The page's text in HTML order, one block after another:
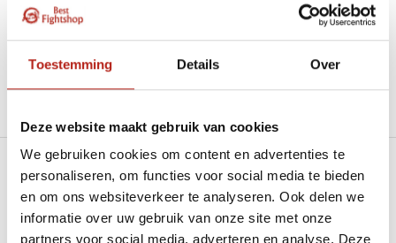
Toestemming Details Over
Deze website maakt gebruik van cookies
We gebruiken cookies om content en advertenties te
personaliseren, om functies voor social media te bieden
en om ons websiteverkeer te analyseren. Ook delen we
informatie over uw gebruik van onze site met onze
partners voor social media, adverteren en analyse. Deze
materiaal.”
Heb je een vraag over dit product?
Stel je vraag in de Chat voor een snel antwoord 24/7